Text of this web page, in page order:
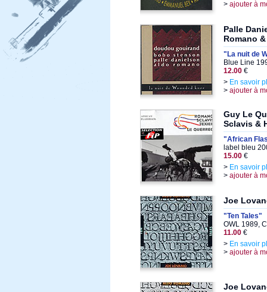
> ajouter à
Palle
Romano
"La nuit de
Blue Line
12.00 €
> En savoir
> ajouter à
Guy Le
Sclavis &
"African
label bleu
15.00 €
> En savoir
> ajouter à
Joe
"Ten Tales"
OWL 1989,
11.00 €
> En savoir
> ajouter à
Joe